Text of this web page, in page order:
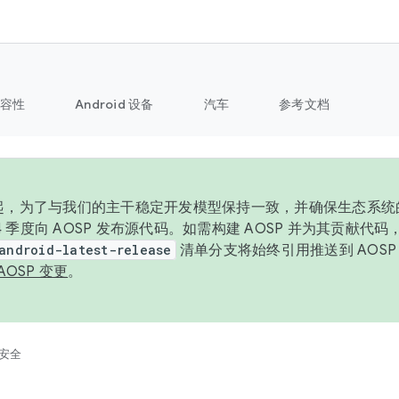
性 Android 设备 汽车 参考文档
为了与我们的主干稳定开发模型保持一致，并确保生态系
季度向 AOSP 发布源代码。如需构建 AOSP 并为其贡献代码
latest-release 清单分支将始终引用推送到
变更。
全